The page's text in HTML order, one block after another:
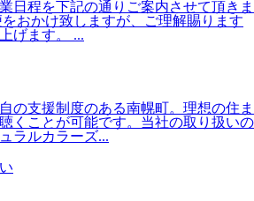
日程を下記の通りご案内させて頂きま
かけ致しますが、ご理解賜ります
げます。 ...
の支援制度のある南幌町。理想の住ま
くことが可能です。当社の取り扱いの
ラルカラーズ...